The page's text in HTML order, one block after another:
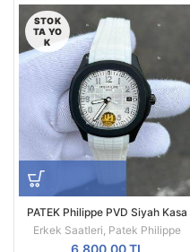
STOK
TA YO
K
PATEK Philippe PVD Siyah Kasa
Beyaz Silikon Kordon
Erkek Saatleri, Patek Philippe